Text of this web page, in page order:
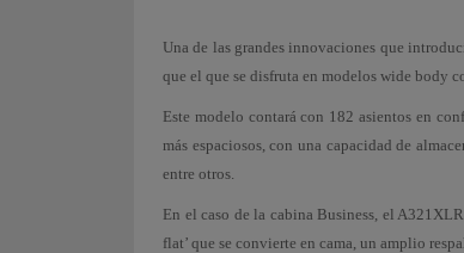
Una de las grandes innovaciones que
que el que se disfruta en modelos wide body
Este modelo contará con 182 asientos en
más espaciosos, con una capacidad de
entre otros.
En el caso de la cabina Business, el
flat’ que se convierte en cama, un amplio